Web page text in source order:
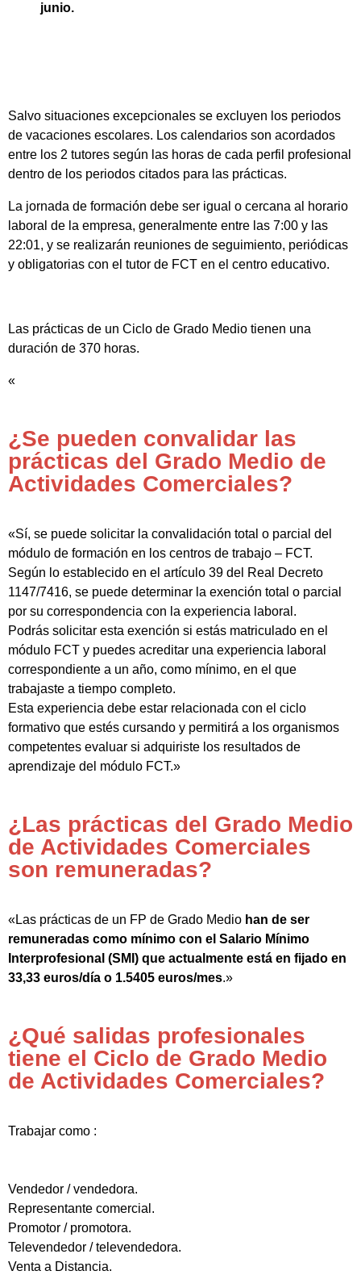
junio.
Salvo situaciones excepcionales se excluyen los periodos
de vacaciones escolares. Los calendarios son acordados
entre los 2 tutores según las horas de cada perfil profesional
dentro de los periodos citados para las prácticas.
La jornada de formación debe ser igual o cercana al horario
laboral de la empresa, generalmente entre las 7:00 y las
22:01, y se realizarán reuniones de seguimiento, periódicas
y obligatorias con el tutor de FCT en el centro educativo.
Las prácticas de un Ciclo de Grado Medio tienen una
duración de 370 horas.
«
¿Se pueden convalidar las
prácticas del Grado Medio de
Actividades Comerciales?
«Sí, se puede solicitar la convalidación total o parcial del
módulo de formación en los centros de trabajo – FCT.
Según lo establecido en el artículo 39 del Real Decreto
1147/7416, se puede determinar la exención total o parcial
por su correspondencia con la experiencia laboral.
Podrás solicitar esta exención si estás matriculado en el
módulo FCT y puedes acreditar una experiencia laboral
correspondiente a un año, como mínimo, en el que
trabajaste a tiempo completo.
Esta experiencia debe estar relacionada con el ciclo
formativo que estés cursando y permitirá a los organismos
competentes evaluar si adquiriste los resultados de
aprendizaje del módulo FCT.»
¿Las prácticas del Grado Medio
de Actividades Comerciales
son remuneradas?
«Las prácticas de un FP de Grado Medio han de ser
remuneradas como mínimo con el Salario Mínimo
Interprofesional (SMI) que actualmente está en fijado en
33,33 euros/día o 1.5405 euros/mes.»
¿Qué salidas profesionales
tiene el Ciclo de Grado Medio
de Actividades Comerciales?
Trabajar como :
Vendedor / vendedora.
Representante comercial.
Promotor / promotora.
Televendedor / televendedora.
Venta a Distancia.